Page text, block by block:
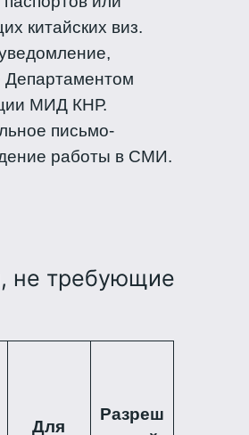
китайских виз.
Департаментом
МИД КНР.
письмо-
работы в СМИ.
не требующие
Для
Разреш